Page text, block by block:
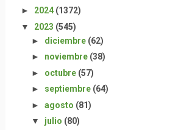
► 2024 (1372)
▼ 2023 (545)
► diciembre (62)
► noviembre (38)
► octubre (57)
► septiembre (64)
► agosto (81)
▼ julio (80)